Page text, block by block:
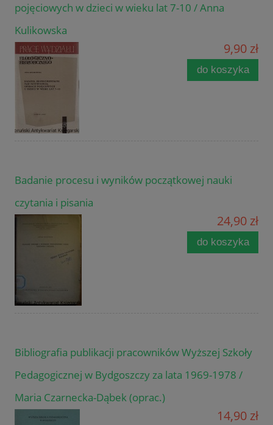
pojęciowych w dzieci w wieku lat 7-10 / Anna
Kulikowska
9,90 zł
do koszyka
Badanie procesu i wyników początkowej nauki
czytania i pisania
24,90 zł
do koszyka
Bibliografia publikacji pracowników Wyższej Szkoły
Pedagogicznej w Bydgoszczy za lata 1969-1978 /
Maria Czarnecka-Dąbek (oprac.)
14,90 zł